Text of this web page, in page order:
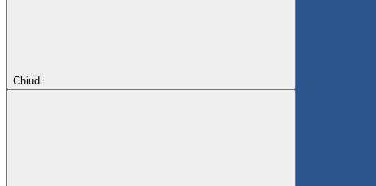
Chiudi